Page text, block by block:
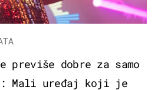
previše dobre za samo
Mali uređaj koji je